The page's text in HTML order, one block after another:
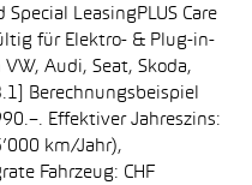
LeasingPLUS Care
für Elektro- & Plug-in-
Audi, Seat, Skoda,
Berechnungsbeispiel
Effektiver Jahreszins:
km/Jahr),
Fahrzeug: CHF